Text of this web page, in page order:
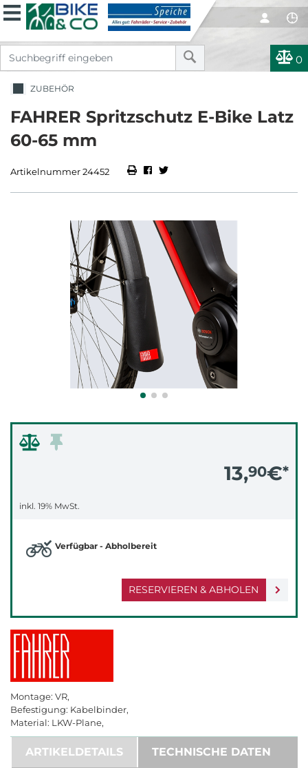
0
ZUBEHÖR
FAHRER Spritzschutz E-Bike Latz
60-65 mm
Artikelnummer 24452
13,90€*
inkl. 19% MwSt.
RESERVIEREN & ABHOLEN
Verfügbar - Abholbereit
Montage: VR,
Befestigung: Kabelbinder,
Material: LKW-Plane,
ARTIKELDETAILS TECHNISCHE DATEN